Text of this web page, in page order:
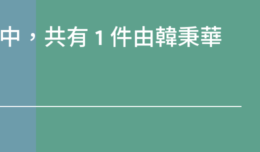
中，共有 1 件由韓秉華